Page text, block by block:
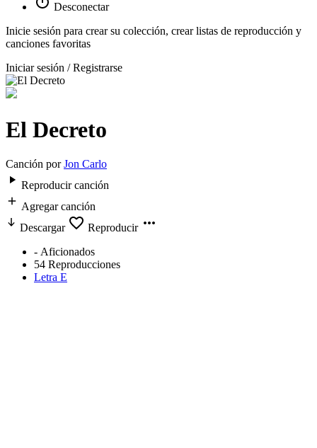
Desconectar
Inicie sesión para crear su colección, crear listas de reproducción y
canciones favoritas
Iniciar sesión / Registrarse
El Decreto
Canción porJon Carlo
Reproducir canción
Agregar canción
Descargar
Reproducir
- Aficionados
54 Reproducciones
Letra E